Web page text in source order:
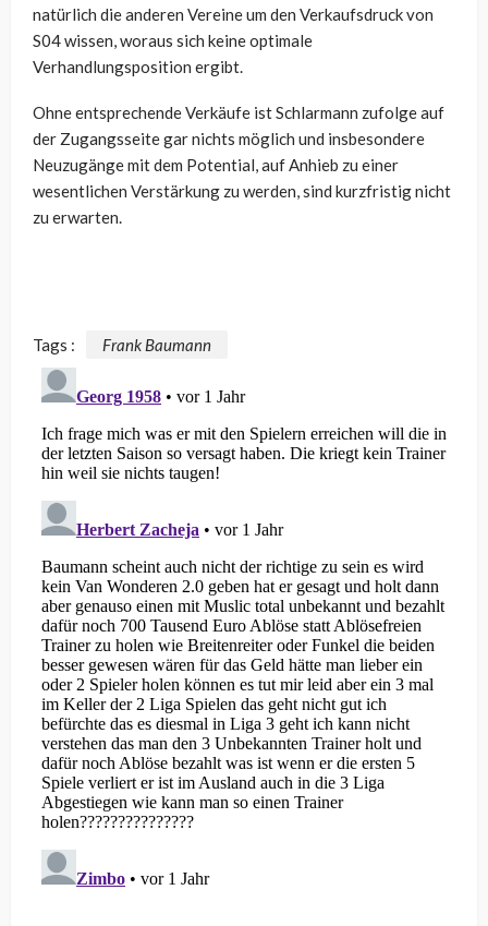
natürlich die anderen Vereine um den Verkaufsdruck von
S04 wissen, woraus sich keine optimale
Verhandlungsposition ergibt.
Ohne entsprechende Verkäufe ist Schlarmann zufolge auf
der Zugangsseite gar nichts möglich und insbesondere
Neuzugänge mit dem Potential, auf Anhieb zu einer
wesentlichen Verstärkung zu werden, sind kurzfristig nicht
zu erwarten.
Tags : Frank Baumann